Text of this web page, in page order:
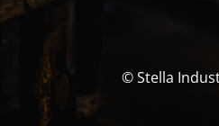
© Stella